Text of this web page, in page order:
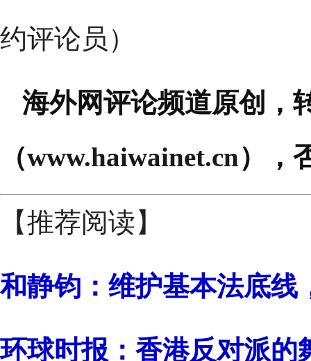
约评论员）
海外网评论频道原创，
（www.haiwainet.cn），
【推荐阅读】
和静钧：维护基本法底线
环球时报：香港反对派的